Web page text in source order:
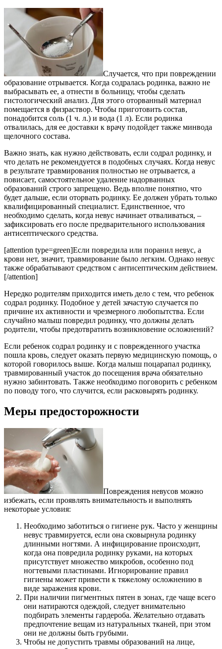
Случается, что при повреждении
образование отрывается. Когда содралась родинка, важно не
выбрасывать ее, а отнести в больницу, чтобы сделать
гистологический анализ. Для этого оторванный материал
помещается в физраствор. Чтобы приготовить состав,
понадобится соль (1 ч. л.) и вода (1 л). Если родинка
отвалилась, для ее доставки к врачу подойдет также минвода
щелочного состава.
Важно знать, как нужно действовать, если содрал родинку, и
что делать не рекомендуется в подобных случаях. Когда невус
в результате травмирования полностью не отрывается, а
повисает, самостоятельное удаление надорванных
образований строго запрещено. Ведь вполне понятно, что
будет дальше, если оторвать родинку. Ее должен убрать только
квалифицированный специалист. Единственное, что
необходимо сделать, когда невус начинает отваливаться, –
зафиксировать его после предварительного использования
антисептического средства.
[attention type=green]Если повредила или поранил невус, а
крови нет, значит, травмирование было легким. Однако невус
также обрабатывают средством с антисептическим действием.
[/attention]
Нередко родителям приходится иметь дело с тем, что ребенок
содрал родинку. Подобное у детей зачастую случается по
причине их активности и чрезмерного любопытства. Если
случайно малыш повредил родинку, что должны делать
родители, чтобы предотвратить возникновение осложнений?
Если ребенок содрал родинку и с поврежденного участка
пошла кровь, следует оказать первую медицинскую помощь, о
которой говорилось выше. Когда малыш поцарапал родинку,
травмированный участок до посещения врача обязательно
нужно забинтовать. Также необходимо поговорить с ребенком
по поводу того, что случится, если расковырять родинку.
Меры предосторожности
Повреждения невусов можно
избежать, если проявлять внимательность и выполнять
некоторые условия:
Необходимо заботиться о гигиене рук. Часто у женщины
невус травмируется, если она сковырнула родинку
длинными ногтями. А инфицирование происходит,
когда она повредила родинку руками, на которых
присутствует множество микробов, особенно под
ногтевыми пластинами. Игнорирование правил
гигиены может привести к тяжелому осложнению в
виде заражения крови.
При наличии пигментных пятен в зонах, где чаще всего
они натираются одеждой, следует внимательно
подбирать элементы гардероба. Желательно отдавать
предпочтение вещам из натуральных тканей, при этом
они не должны быть грубыми.
Чтобы не допустить травмы образований на лице,